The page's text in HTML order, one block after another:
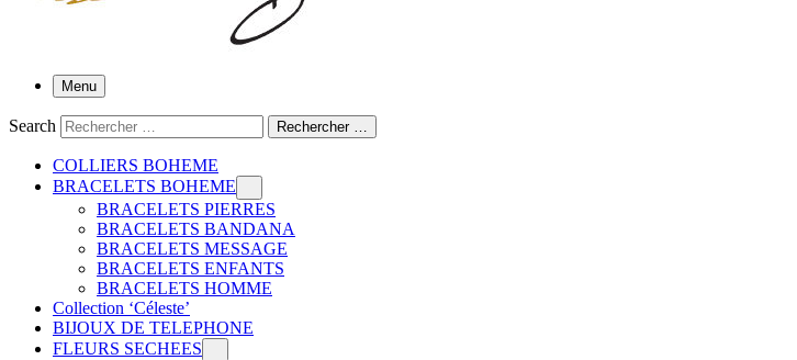
Menu
Search Rechercher …
COLLIERS BOHEME
BRACELETS BOHEME
BRACELETS PIERRES
BRACELETS BANDANA
BRACELETS MESSAGE
BRACELETS ENFANTS
BRACELETS HOMME
Collection ‘Céleste’
BIJOUX DE TELEPHONE
FLEURS SECHEES